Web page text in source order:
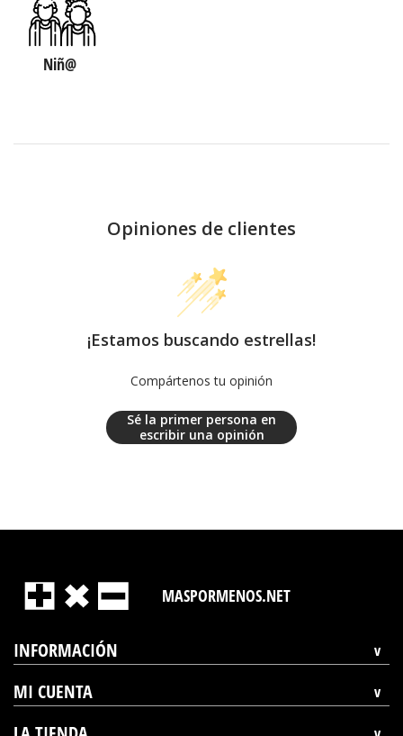
Niñ@
Opiniones de clientes
¡Estamos buscando estrellas!
Compártenos tu opinión
Sé la primer persona en
escribir una opinión
MASPORMENOS.NET
INFORMACIÓN
MI CUENTA